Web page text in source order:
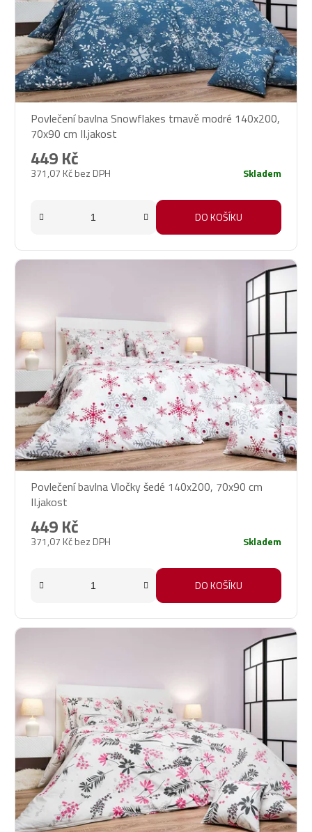
Povlečení bavlna Snowflakes tmavě modré 140x200,
70x90 cm II.jakost
371,07 Kč bez DPH
449 Kč
Skladem
DO KOŠÍKU
Povlečení bavlna Vločky šedé 140x200, 70x90 cm
II.jakost
371,07 Kč bez DPH
449 Kč
Skladem
DO KOŠÍKU